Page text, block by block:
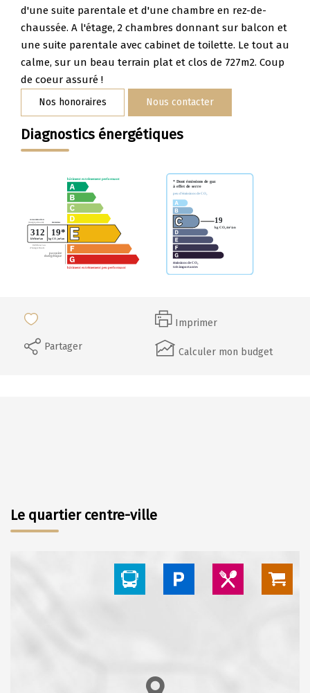
Nous Rejoindre
CONTACT
d'une suite parentale et d'une chambre en rez-de-
chaussée. A l'étage, 2 chambres donnant sur balcon et
une suite parentale avec cabinet de toilette. Le tout au
calme, sur un beau terrain plat et clos de 727m2. Coup
de coeur assuré !
Nos honoraires Nous contacter
Diagnostics énergétiques
Imprimer
Partager
Calculer mon budget
Le quartier centre-ville